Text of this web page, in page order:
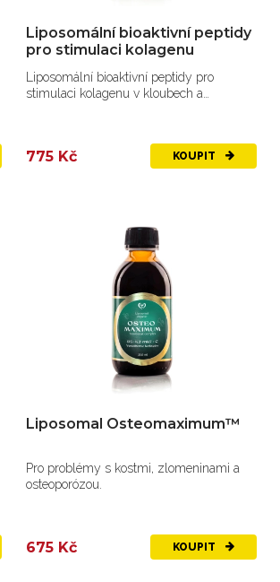
Liposomální bioaktivní peptidy
pro stimulaci kolagenu
Liposomální bioaktivní peptidy pro
stimulaci kolagenu v kloubech a
775 Kč KOUPIT
Liposomal Osteomaximum™
Pro problémy s kostmi, zlomeninami a
osteoporózou.
675 Kč KOUPIT